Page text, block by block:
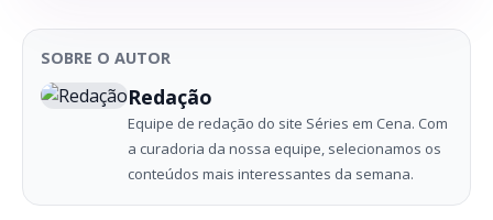
SOBRE O AUTOR
Redação
Equipe de redação do site Séries em Cena. Com
a curadoria da nossa equipe, selecionamos os
conteúdos mais interessantes da semana.